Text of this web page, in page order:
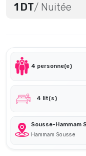
1 DT/ Nuitée
4 personne(e)
4 lit(s)
Sousse-Hammam
Hammam Sousse